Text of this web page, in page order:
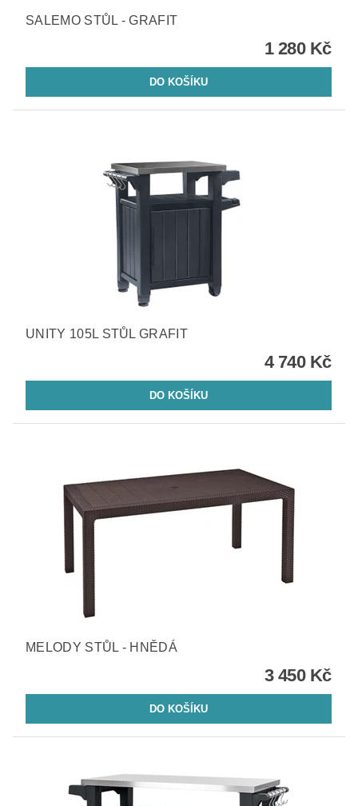
SALEMO STŮL - GRAFIT
1 280 Kč
UNITY 105L STŮL GRAFIT
4 740 Kč
MELODY STŮL - HNĚDÁ
3 450 Kč